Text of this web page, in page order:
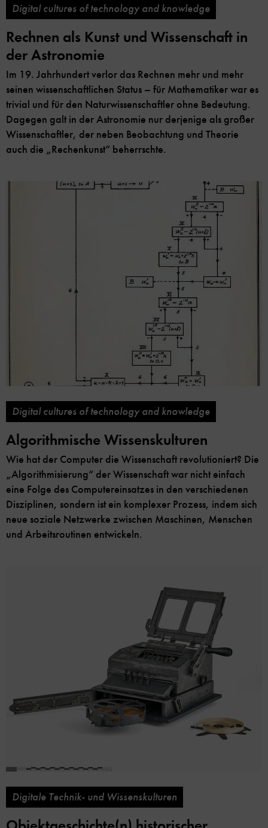
Digital cultures of technology and knowledge
Rechnen als Kunst und Wissenschaft in
der Astronomie
Im 19. Jahrhundert verlor das Rechnen mehr und mehr
seinen wissenschaftlichen Status – für Mathematiker war es
trivial und für den Naturwissenschaftler ohne Bedeutung.
Dagegen galt in der Astronomie nur derjenige als großer
Wissenschaftler, der neben Beobachtung und Theorie
auch die „Rechenkunst“ beherrschte.
Digital cultures of technology and knowledge
Algorithmische Wissenskulturen
Wie hat der Computer die Wissenschaft revolutioniert? Die
„Algorithmisierung“ der Wissenschaft war nicht einfach
eine Folge des Computereinsatzes in den verschiedenen
Disziplinen, sondern ist ein komplexer Prozess, indem sich
neue soziale Netzwerke zwischen Maschinen, Menschen
und Arbeitsroutinen entwickeln.
Digitale Technik- und Wissenskulturen